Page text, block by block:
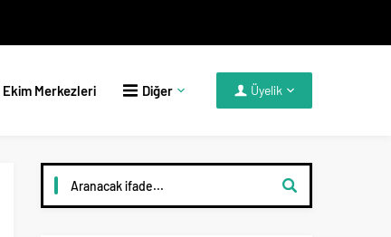
Ekim Merkezleri Diğer Üyelik